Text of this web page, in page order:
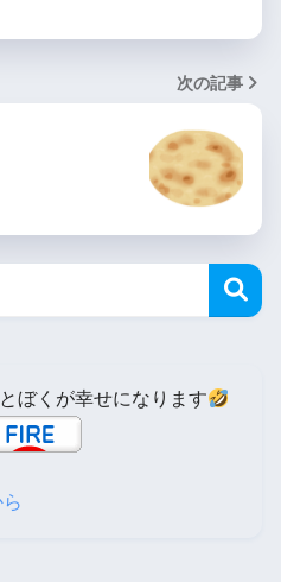
次の記事
ぼくが幸せになります